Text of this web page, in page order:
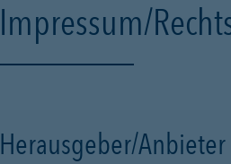
Impressum/
Herausgeber/Anbieter